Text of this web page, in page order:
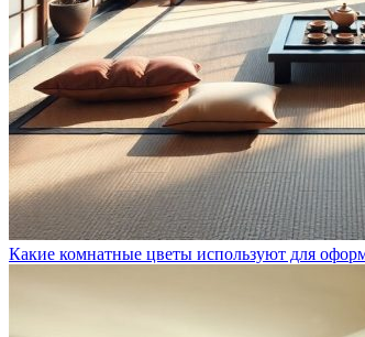
Какие комнатные цветы используют для